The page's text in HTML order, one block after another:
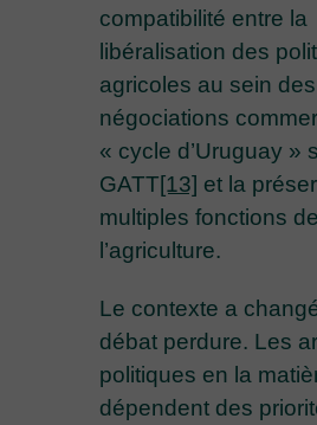
compatibilité entre la
libéralisation des
agricoles au sein des
négociations
« cycle d’Uruguay »
GATT[13] et la
multiples fonctions de
l’agriculture.
Le contexte a
débat perdure. Les
politiques en la
dépendent des